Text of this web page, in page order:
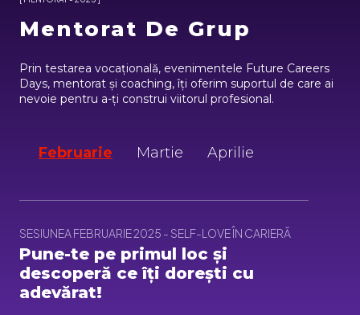
Mentorat De Grup
Prin testarea vocațională, evenimentele Future Careers
Days, mentorat și coaching, îți oferim suportul de care ai
nevoie pentru a-ți construi viitorul profesional.
Februarie Martie Aprilie
SESIUNEA FEBRUARIE 2025 - SELF-LOVE ÎN CARIERĂ
Pune-te pe primul loc și
descoperă ce îți dorești cu
adevărat!